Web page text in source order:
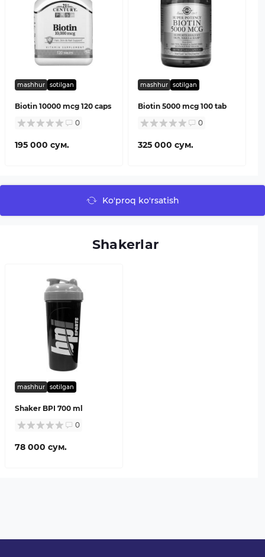
mashhur sotilgan
Biotin 10000 mcg 120 caps
0
195 000 сум.
mashhur sotilgan
Biotin 5000 mcg 100 tab
0
325 000 сум.
Ko'proq ko'rsatish
Shakerlar
mashhur sotilgan
Shaker BPI 700 ml
0
78 000 сум.